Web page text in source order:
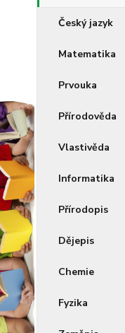
Český jazyk
Matematika
Prvouka
Přírodověda
Vlastivěda
Informatika
Přírodopis
Dějepis
Chemie
Fyzika